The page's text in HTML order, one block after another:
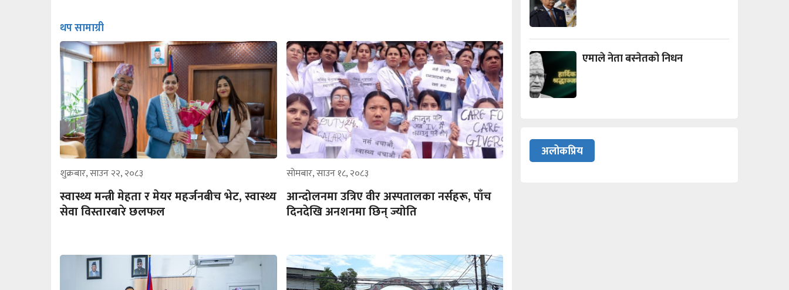
थप सामाग्री
शुक्रबार, साउन २२, २०८३
स्वास्थ्य मन्त्री मेहता र मेयर महर्जनबीच भेट, स्वास्थ्य
सेवा विस्तारबारे छलफल
सोमबार, साउन १८, २०८३
आन्दोलनमा उत्रिए वीर अस्पतालका नर्सहरू, पाँच
दिनदेखि अनशनमा छिन् ज्योति
एमाले नेता बस्नेतको निधन
अलोकप्रिय